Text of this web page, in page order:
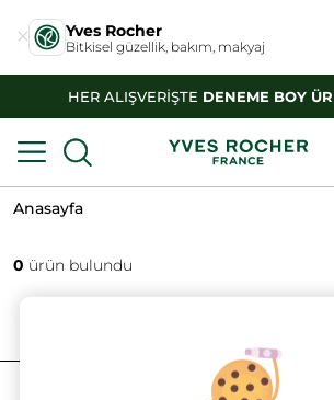
Yves Rocher
Bitkisel güzellik, bakım, makyaj
HER ALIŞVERİŞTE DENEME BOY
Anasayfa
0 ürün bulundu